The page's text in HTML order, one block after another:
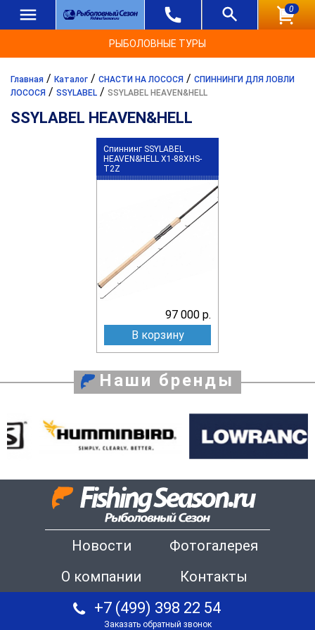
0
РЫБОЛОВНЫЕ ТУРЫ
Главная / Каталог / СНАСТИ НА ЛОСОСЯ / СПИННИНГИ ДЛЯ ЛОВЛИ
ЛОСОСЯ / SSYLABEL / SSYLABEL HEAVEN&HELL
SSYLABEL HEAVEN&HELL
Спиннинг SSYLABEL
HEAVEN&HELL X1-88XHS-
T2Z
97 000 р.
В корзину
Наши бренды
Новости
Фотогалерея
О компании
Контакты
+7 (499) 398 22 54
Заказать обратный звонок